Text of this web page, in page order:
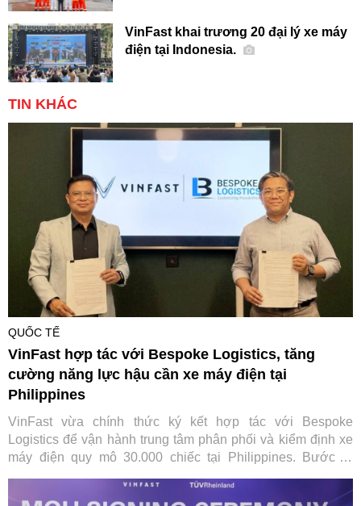
VinFast khai trương 20 đại lý xe máy
điện tại Indonesia.
TIN KHÁC
QUỐC TẾ
VinFast hợp tác với Bespoke Logistics, tăng
cường năng lực hậu cần xe máy điện tại
Philippines
VinFast vừa chính thức ký kết hợp tác với Bespoke
Logistics để vận hành trung tâm phân phối và kiểm định xe
máy điện quy mô 30.000 chiếc tại Philippines. Bước đi
toàn cầu của hãng xe Việt mà còn đặt nền móng vững chắc